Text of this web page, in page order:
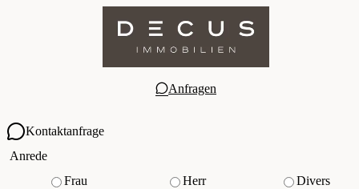
Anfragen
Kontaktanfrage
Ihre Kontaktdaten
Anrede
Frau
Herr
Divers